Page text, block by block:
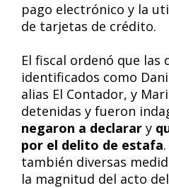
pago electrónico y la
de tarjetas de crédito.
El fiscal ordenó que las
identificados como
alias El Contador, y
detenidas y fueron
negaron a declarar y
por el delito de estafa
también diversas
la magnitud del acto